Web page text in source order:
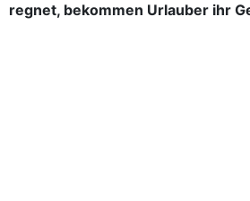
regnet, bekommen Urlauber ihr